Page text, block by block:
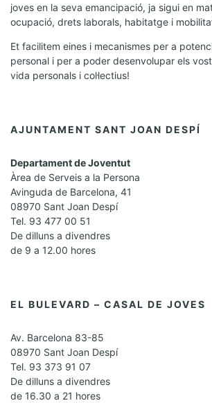
joves en la seva emancipació, ja sigui en
ocupació, drets laborals, habitatge i
Et facilitem eines i mecanismes per a
personal i per a poder desenvolupar els
vida personals i col·lectius!
AJUNTAMENT SANT JOAN DESPÍ
Departament de Joventut
Àrea de Serveis a la Persona
Avinguda de Barcelona, 41
08970 Sant Joan Despí
Tel. 93 477 00 51
De dilluns a divendres
de 9 a 12.00 hores
EL BULEVARD – CASAL DE JOVES
Av. Barcelona 83-85
08970 Sant Joan Despí
Tel. 93 373 91 07
De dilluns a divendres
de 16.30 a 21 hores